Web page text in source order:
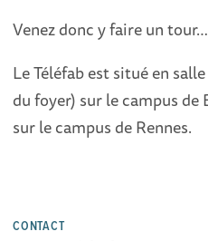
Venez donc y faire un tour…
Le Téléfab est situé en
du foyer) sur le campus de
sur le campus de Rennes.
CONTACT